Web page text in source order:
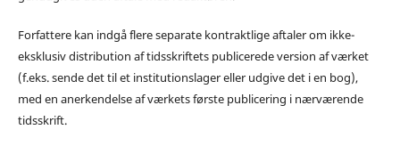
Forfattere kan indgå flere separate kontraktlige aftaler om ikke-
eksklusiv distribution af tidsskriftets publicerede version af værket
(f.eks. sende det til et institutionslager eller udgive det i en bog),
med en anerkendelse af værkets første publicering i nærværende
tidsskrift.